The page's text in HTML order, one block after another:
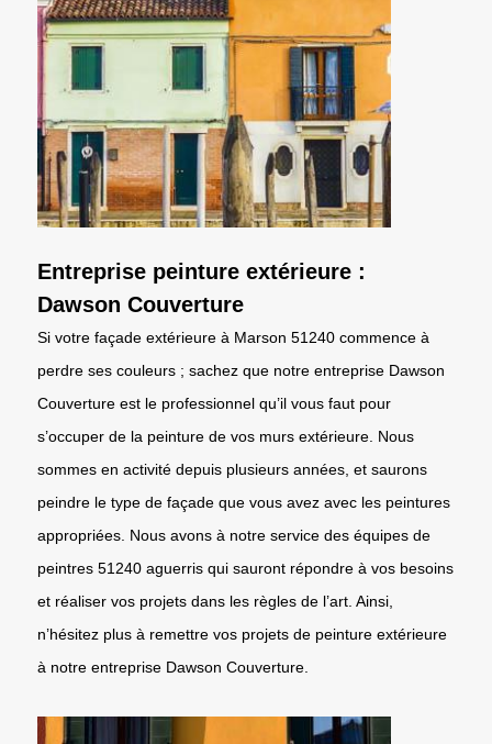
Entreprise peinture extérieure :
Dawson Couverture
Si votre façade extérieure à Marson 51240 commence à
perdre ses couleurs ; sachez que notre entreprise Dawson
Couverture est le professionnel qu’il vous faut pour
s’occuper de la peinture de vos murs extérieure. Nous
sommes en activité depuis plusieurs années, et saurons
peindre le type de façade que vous avez avec les peintures
appropriées. Nous avons à notre service des équipes de
peintres 51240 aguerris qui sauront répondre à vos besoins
et réaliser vos projets dans les règles de l’art. Ainsi,
n’hésitez plus à remettre vos projets de peinture extérieure
à notre entreprise Dawson Couverture.